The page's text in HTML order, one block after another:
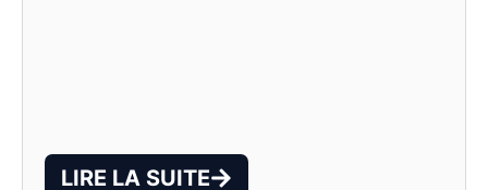
LIRE LA SUITE